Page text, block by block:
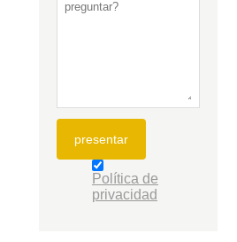
presentar
Política de
privacidad